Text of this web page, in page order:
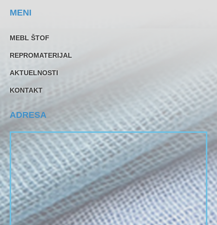
MENI
MEBL ŠTOF
REPROMATERIJAL
AKTUELNOSTI
KONTAKT
ADRESA